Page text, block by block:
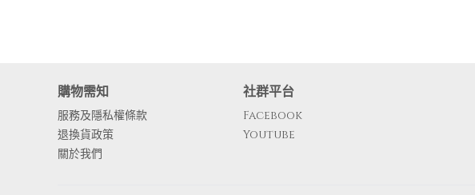
購物需知
服務及隱私權條款
退換貨政策
關於我們
社群平台
Facebook
Youtube